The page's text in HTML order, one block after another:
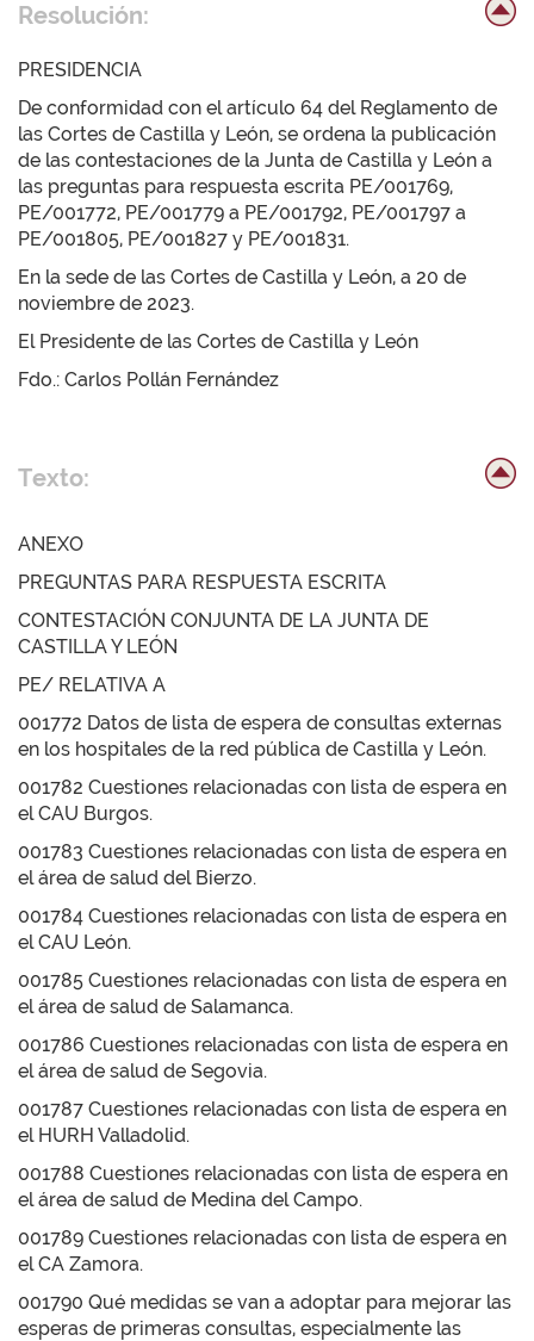
Resolución:
PRESIDENCIA
De conformidad con el artículo 64 del Reglamento de
las Cortes de Castilla y León, se ordena la publicación
de las contestaciones de la Junta de Castilla y León a
las preguntas para respuesta escrita PE/001769,
PE/001772, PE/001779 a PE/001792, PE/001797 a
PE/001805, PE/001827 y PE/001831.
En la sede de las Cortes de Castilla y León, a 20 de
noviembre de 2023.
El Presidente de las Cortes de Castilla y León
Fdo.: Carlos Pollán Fernández
Texto:
ANEXO
PREGUNTAS PARA RESPUESTA ESCRITA
CONTESTACIÓN CONJUNTA DE LA JUNTA DE
CASTILLA Y LEÓN
PE/ RELATIVA A
001772 Datos de lista de espera de consultas externas
en los hospitales de la red pública de Castilla y León.
001782 Cuestiones relacionadas con lista de espera en
el CAU Burgos.
001783 Cuestiones relacionadas con lista de espera en
el área de salud del Bierzo.
001784 Cuestiones relacionadas con lista de espera en
el CAU León.
001785 Cuestiones relacionadas con lista de espera en
el área de salud de Salamanca.
001786 Cuestiones relacionadas con lista de espera en
el área de salud de Segovia.
001787 Cuestiones relacionadas con lista de espera en
el HURH Valladolid.
001788 Cuestiones relacionadas con lista de espera en
el área de salud de Medina del Campo.
001789 Cuestiones relacionadas con lista de espera en
el CA Zamora.
001790 Qué medidas se van a adoptar para mejorar las
esperas de primeras consultas, especialmente las